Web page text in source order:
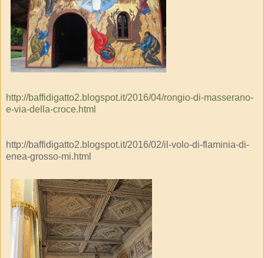
http://baffidigatto2.blogspot.it/2016/04/rongio-di-masserano-
e-via-della-croce.html
http://baffidigatto2.blogspot.it/2016/02/il-volo-di-flaminia-di-
enea-grosso-mi.html